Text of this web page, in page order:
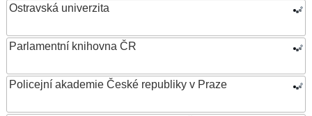
Ostravská univerzita
Parlamentní knihovna ČR
Policejní akademie České republiky v Praze